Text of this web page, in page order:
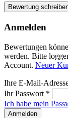
Bewertung
Anmelden
Bewertungen
werden. Bitte
Account. Neuer
Ihre E-Mail-
Ihr Passwort *
Ich habe mein
Anmelden